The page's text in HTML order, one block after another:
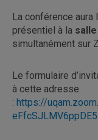
La conférence
présentiel à la salle
simultanément sur
Le formulaire
à cette adresse
: https://